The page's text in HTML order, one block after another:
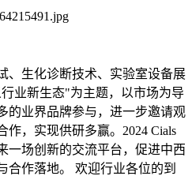
生化诊断技术、实验室设备展
业新生态"为主题，以市场为导
的业界品牌参与，进一步邀请观
作，实现供研多赢。2024 Cials
一场创新的交流平台，促进中西
合作落地。 欢迎行业各位的到